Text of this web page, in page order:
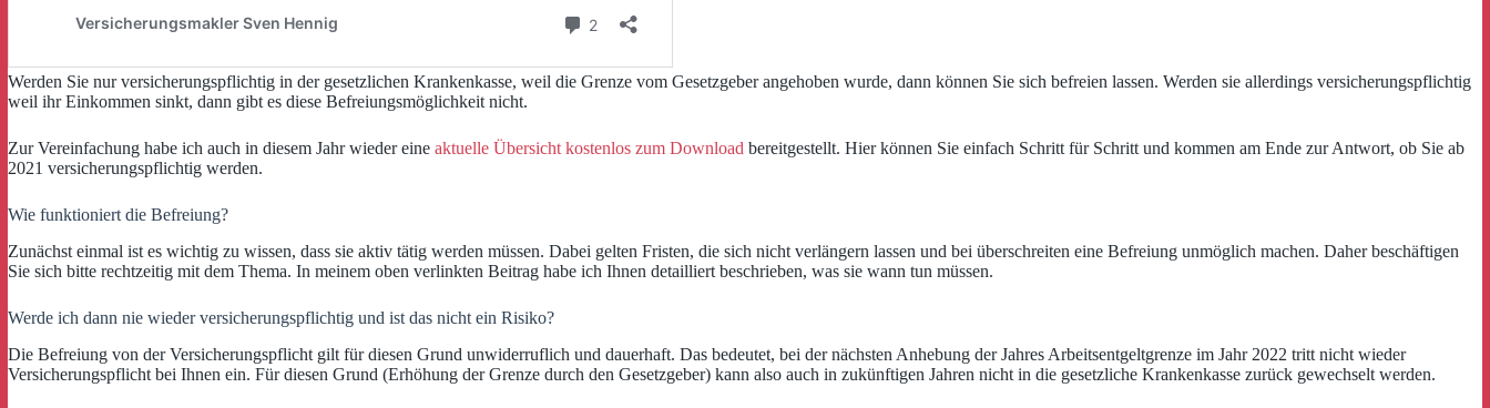
Werden Sie nur versicherungspflichtig in der gesetzlichen Krankenkasse, weil die Grenze vom Gesetzgeber angehoben wurde, dann können Sie sich befreien lassen. Werden sie allerdings versicherungspflichtig
weil ihr Einkommen sinkt, dann gibt es diese Befreiungsmöglichkeit nicht.
Zur Vereinfachung habe ich auch in diesem Jahr wieder eine aktuelle Übersicht kostenlos zum Download bereitgestellt. Hier können Sie einfach Schritt für Schritt und kommen am Ende zur Antwort, ob Sie ab
2021 versicherungspflichtig werden.
Wie funktioniert die Befreiung?
Zunächst einmal ist es wichtig zu wissen, dass sie aktiv tätig werden müssen. Dabei gelten Fristen, die sich nicht verlängern lassen und bei überschreiten eine Befreiung unmöglich machen. Daher beschäftigen
Sie sich bitte rechtzeitig mit dem Thema. In meinem oben verlinkten Beitrag habe ich Ihnen detailliert beschrieben, was sie wann tun müssen.
Werde ich dann nie wieder versicherungspflichtig und ist das nicht ein Risiko?
Die Befreiung von der Versicherungspflicht gilt für diesen Grund unwiderruflich und dauerhaft. Das bedeutet, bei der nächsten Anhebung der Jahres Arbeitsentgeltgrenze im Jahr 2022 tritt nicht wieder
Versicherungspflicht bei Ihnen ein. Für diesen Grund (Erhöhung der Grenze durch den Gesetzgeber) kann also auch in zukünftigen Jahren nicht in die gesetzliche Krankenkasse zurück gewechselt werden.